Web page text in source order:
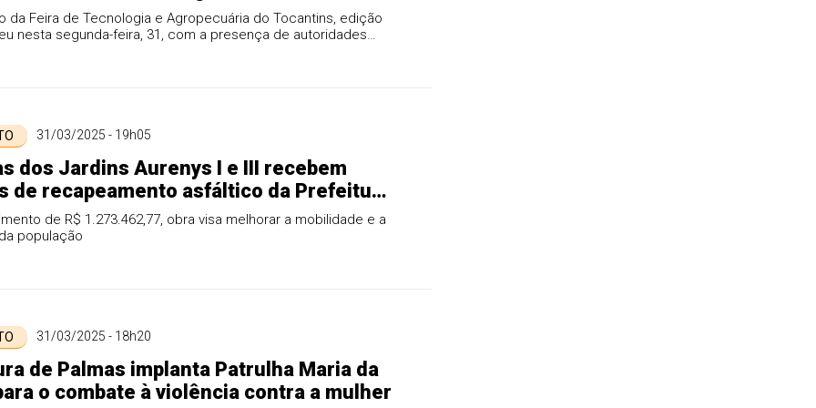
Educação Inclusiva Sarah Gomes
da Feira de Tecnologia e Agropecuária do Tocantins, edição
nesta segunda-feira, 31, com a presença de autoridades
31/03/2025 - 19h05
dos Jardins Aurenys I e III recebem
de recapeamento asfáltico da Prefeitura
de R$ 1.273.462,77, obra visa melhorar a mobilidade e a
população
31/03/2025 - 18h20
de Palmas implanta Patrulha Maria da
o combate à violência contra a mulher